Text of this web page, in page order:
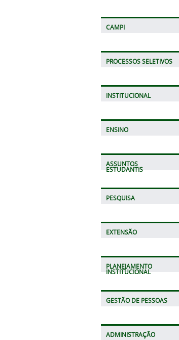
CAMPI
PROCESSOS SELETIVOS
INSTITUCIONAL
ENSINO
ASSUNTOS
ESTUDANTIS
PESQUISA
EXTENSÃO
PLANEJAMENTO
INSTITUCIONAL
GESTÃO DE PESSOAS
ADMINISTRAÇÃO